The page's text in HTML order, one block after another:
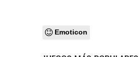
Emoticon